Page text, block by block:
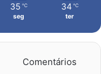
35 ℃
seg
34 ℃
ter
Comentários